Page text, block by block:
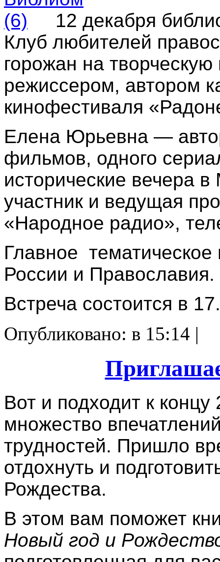
12 декабря
Клуб любителей
горожан на
режиссером, автором
кинофестиваля
Елена Юрьевна —
фильмов, одного
исторические вечера
участник и ведущая
«Народное радио»,
Главное
России и Православия.
Встреча состоится в
Опубликовано: в 15:14 |
Вот и подходит к
множество
трудностей. Пришло
отдохнуть и
Рождества.
В этом вам поможет
Новый год и